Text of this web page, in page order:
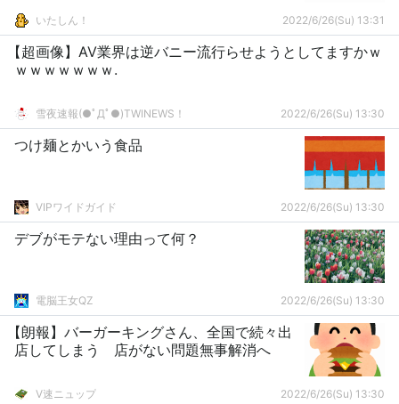
いたしん！ 2022/6/26(Su) 13:31
【超画像】AV業界は逆バニー流行らせようとしてますかｗ
ｗｗｗｗｗｗｗ.
雪夜速報(●ﾟДﾟ●)TWINEWS！ 2022/6/26(Su) 13:30
つけ麺とかいう食品
VIPワイドガイド 2022/6/26(Su) 13:30
デブがモテない理由って何？
電脳王女QZ 2022/6/26(Su) 13:30
【朗報】バーガーキングさん、全国で続々出
店してしまう 店がない問題無事解消へ
V速ニュップ 2022/6/26(Su) 13:30